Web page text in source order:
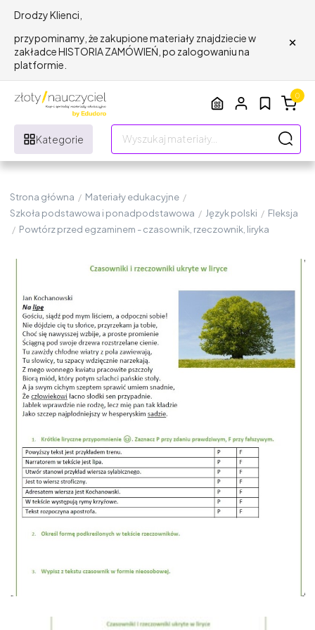
Drodzy Klienci,
przypominamy, że zakupione materiały znajdziecie w
zakładce HISTORIA ZAMÓWIEŃ, po zalogowaniu na
platformie.
×
Kategorie
0
Strona główna / Materiały edukacyjne /
Szkoła podstawowa i ponadpodstawowa / Język polski / Fleksja
/ Powtórz przed egzaminem - czasownik, rzeczownik, liryka